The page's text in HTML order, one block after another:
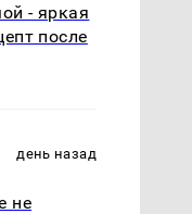
- яркая
после
день назад
не